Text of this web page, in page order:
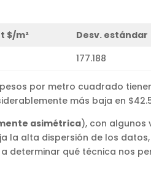
$/m² Desv. estándar
177.188
por metro cuadrado
más baja en
asimétrica), con algunos
la alta dispersión de los
qué técnica nos